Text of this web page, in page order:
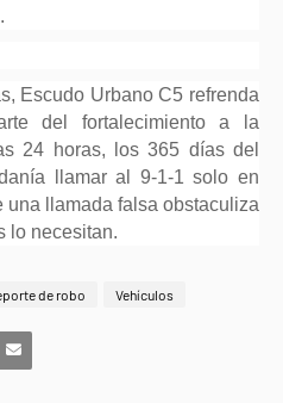
Escudo Urbano C5 refrenda
del fortalecimiento a la
24 horas, los 365 días del
llamar al 9-1-1 solo en
llamada falsa obstaculiza
lo necesitan.
de robo Vehículos